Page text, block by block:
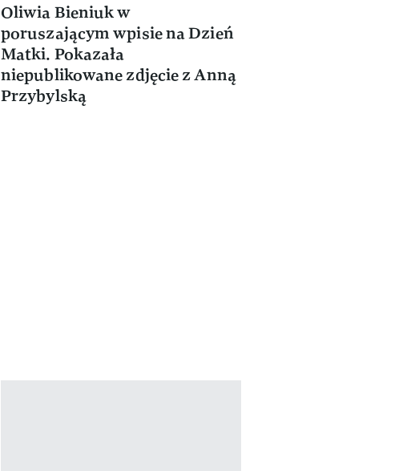
Oliwia Bieniuk w
poruszającym wpisie na Dzień
Matki. Pokazała
niepublikowane zdjęcie z Anną
Przybylską